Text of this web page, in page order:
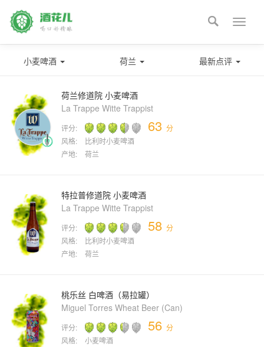
Toggle

小麦啤酒 荷兰 最新点评
荷兰修道院 小麦啤酒
La Trappe Witte Trappist
评分: 63 分
风格:
比利时小麦啤酒
产地:
荷兰
特拉普修道院 小麦啤酒
La Trappe Witte Trappist
评分: 58 分
风格:
比利时小麦啤酒
产地:
荷兰
桃乐丝 白啤酒（易拉罐）
Miguel Torres Wheat Beer (Can)
评分: 56 分
风格:
小麦啤酒